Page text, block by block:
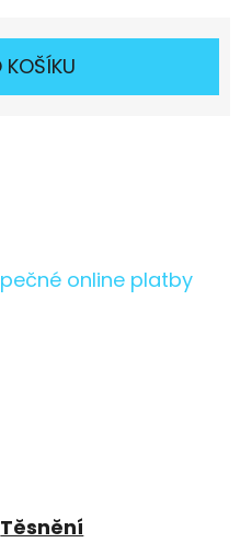
KOŠÍKU
online platby
Těsnění